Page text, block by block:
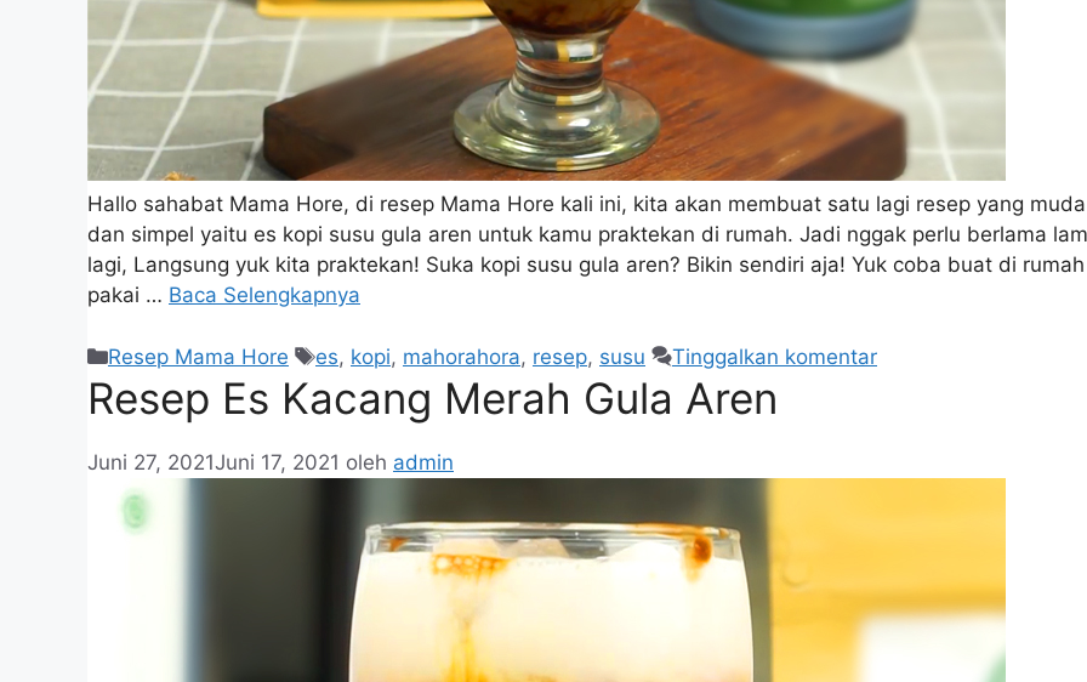
Hallo sahabat Mama Hore, di resep Mama Hore kali ini, kita akan membuat satu lagi resep yang
dan simpel yaitu es kopi susu gula aren untuk kamu praktekan di rumah. Jadi nggak perlu berlama
lagi, Langsung yuk kita praktekan! Suka kopi susu gula aren? Bikin sendiri aja! Yuk coba buat di rumah
pakai … Baca Selengkapnya
Resep Mama Hore es, kopi, mahorahora, resep, susu Tinggalkan komentar
Resep Es Kacang Merah Gula Aren
Juni 27, 2021Juni 17, 2021 oleh admin